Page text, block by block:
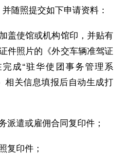
随照提交如下申请资料：
使馆或机构馆印，并贴有
件照片的《外交车辆准驾证
成“驻华使团事务管理系
相关信息填报后自动生成打
遣或雇佣合同复印件；
印件；